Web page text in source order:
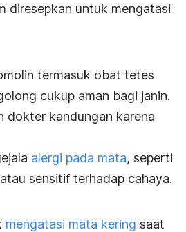
diresepkan untuk mengatasi
termasuk obat tetes
cukup aman bagi janin.
dokter kandungan karena
alergi pada mata, seperti
sensitif terhadap cahaya.
mengatasi mata kering saat